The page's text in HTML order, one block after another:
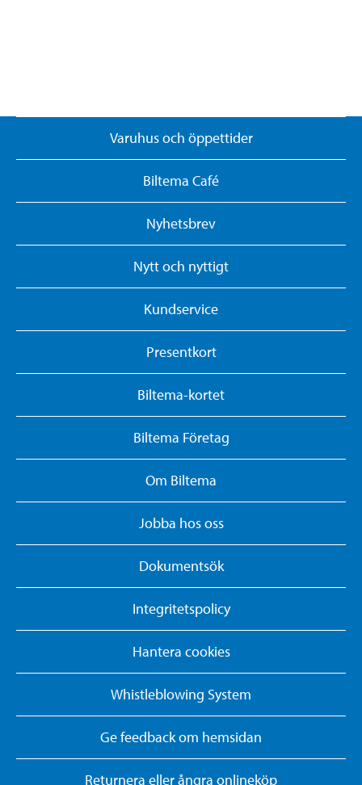
Varuhus och öppettider
Biltema Café
Nyhetsbrev
Nytt och nyttigt
Kundservice
Presentkort
Biltema-kortet
Biltema Företag
Om Biltema
Jobba hos oss
Dokumentsök
Integritetspolicy
Hantera cookies
Whistleblowing System
Ge feedback om hemsidan
Returnera eller ångra onlineköp